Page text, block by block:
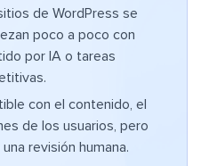
de WordPress se
poco a poco con
por IA o tareas
con el contenido, el
de los usuarios, pero
revisión humana.